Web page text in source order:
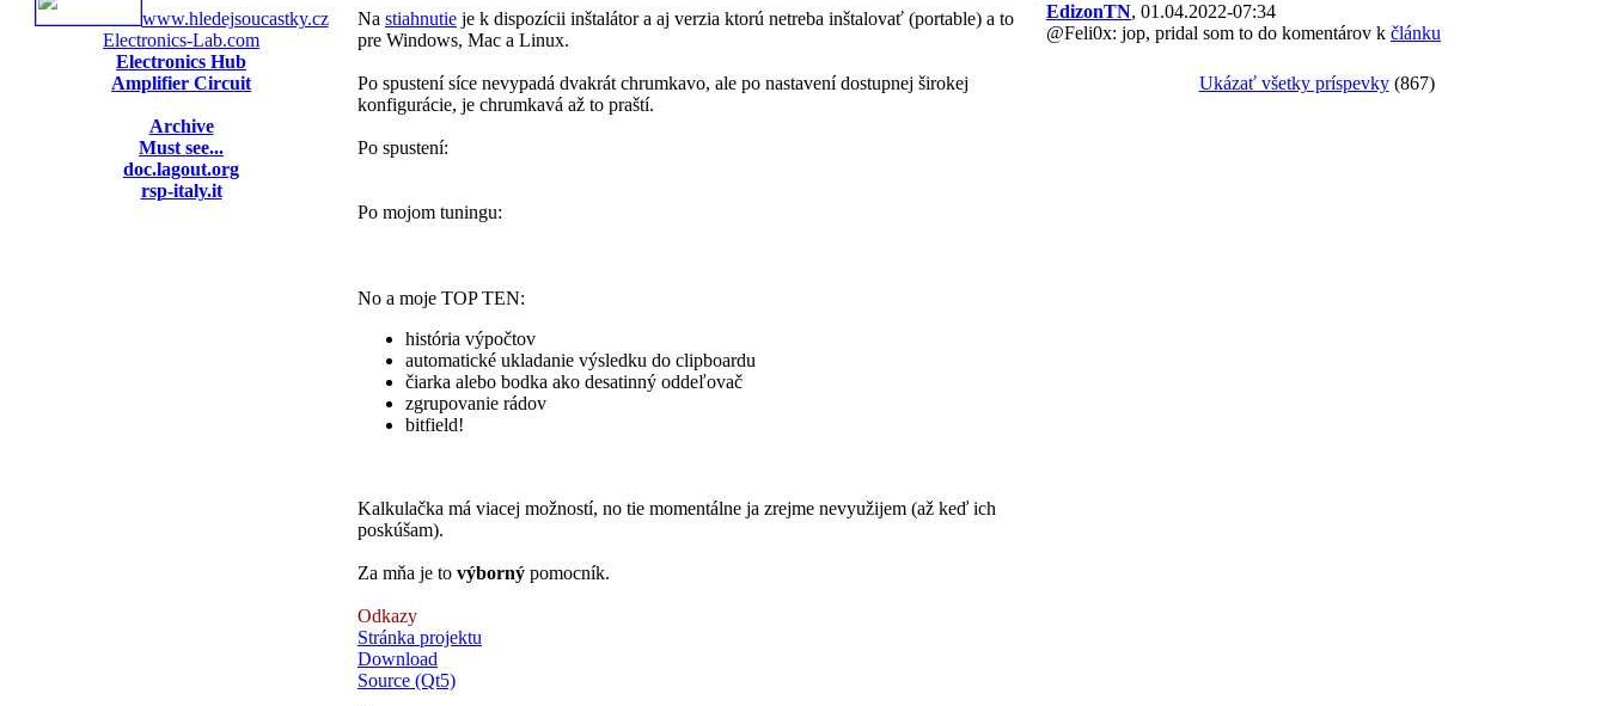
www.hledejsoucastky.cz
Electronics-Lab.com
Electronics Hub
Amplifier Circuit
Archive
Must see...
doc.lagout.org
rsp-italy.it
Na stiahnutie je k dispozícii inštalátor a aj verzia ktorú netreba inštalovať (portable) a to
pre Windows, Mac a Linux.
Po spustení síce nevypadá dvakrát chrumkavo, ale po nastavení dostupnej širokej
konfigurácie, je chrumkavá až to praští.
Po spustení:
Po mojom tuningu:
No a moje TOP TEN:
história výpočtov
automatické ukladanie výsledku do clipboardu
čiarka alebo bodka ako desatinný oddeľovač
zgrupovanie rádov
bitfield!
Kalkulačka má viacej možností, no tie momentálne ja zrejme nevyužijem (až keď ich
poskúšam).
Za mňa je to výborný pomocník.
Odkazy
Stránka projektu
Download
Source (Qt5)
EdizonTN, 01.04.2022-07:34
@Feli0x: jop, pridal som to do komentárov k článku
Ukázať všetky príspevky(867)